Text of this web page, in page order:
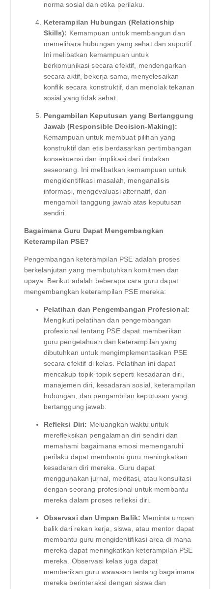
norma sosial dan etika perilaku.
Keterampilan Hubungan (Relationship
Skills): Kemampuan untuk membangun dan
memelihara hubungan yang sehat dan suportif.
Ini melibatkan kemampuan untuk
berkomunikasi secara efektif, mendengarkan
secara aktif, bekerja sama, menyelesaikan
konflik secara konstruktif, dan menolak tekanan
sosial yang tidak sehat.
Pengambilan Keputusan yang Bertanggung
Jawab (Responsible Decision-Making):
Kemampuan untuk membuat pilihan yang
konstruktif dan etis berdasarkan pertimbangan
konsekuensi dan implikasi dari tindakan
seseorang. Ini melibatkan kemampuan untuk
mengidentifikasi masalah, menganalisis
informasi, mengevaluasi alternatif, dan
mengambil tanggung jawab atas keputusan
sendiri.
Bagaimana Guru Dapat Mengembangkan
Keterampilan PSE?
Pengembangan keterampilan PSE adalah proses
berkelanjutan yang membutuhkan komitmen dan
upaya. Berikut adalah beberapa cara guru dapat
mengembangkan keterampilan PSE mereka:
Pelatihan dan Pengembangan Profesional:
Mengikuti pelatihan dan pengembangan
profesional tentang PSE dapat memberikan
guru pengetahuan dan keterampilan yang
dibutuhkan untuk mengimplementasikan PSE
secara efektif di kelas. Pelatihan ini dapat
mencakup topik-topik seperti kesadaran diri,
manajemen diri, kesadaran sosial, keterampilan
hubungan, dan pengambilan keputusan yang
bertanggung jawab.
Refleksi Diri: Meluangkan waktu untuk
merefleksikan pengalaman diri sendiri dan
memahami bagaimana emosi memengaruhi
perilaku dapat membantu guru meningkatkan
kesadaran diri mereka. Guru dapat
menggunakan jurnal, meditasi, atau konsultasi
dengan seorang profesional untuk membantu
mereka dalam proses refleksi diri.
Observasi dan Umpan Balik: Meminta umpan
balik dari rekan kerja, siswa, atau mentor dapat
membantu guru mengidentifikasi area di mana
mereka dapat meningkatkan keterampilan PSE
mereka. Observasi kelas juga dapat
memberikan guru wawasan tentang bagaimana
mereka berinteraksi dengan siswa dan